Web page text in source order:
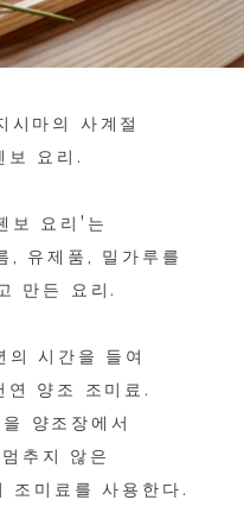
시마의 사계절
보 요리.
보 요리'는
, 유제품, 밀가루를
만든 요리.
의 시간을 들여
연 양조 조미료.
양조장에서
추지 않은
조미료를 사용한다.